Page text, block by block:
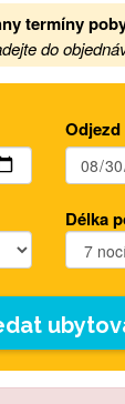
termíny
do
Délka